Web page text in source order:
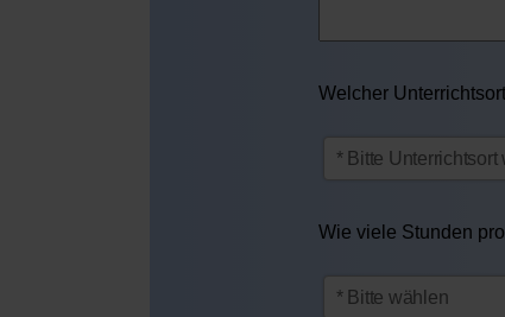
Welcher
Wie viele Stunden